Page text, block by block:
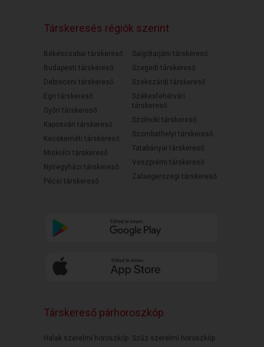
Társkeresés régiók szerint
Békéscsabai társkereső
Budapesti társkereső
Debreceni társkereső
Egri társkereső
Győri társkereső
Kaposvári társkereső
Kecskeméti társkereső
Miskolci társkereső
Nyíregyházi társkereső
Pécsi társkereső
Salgótarjáni társkereső
Szegedi társkereső
Szekszárdi társkereső
Székesfehérvári
társkereső
Szolnoki társkereső
Szombathelyi társkereső
Tatabányai társkereső
Veszprémi társkereső
Zalaegerszegi társkereső
Társkereső párhoroszkóp
Halak szerelmi horoszkóp Szűz szerelmi horoszkóp